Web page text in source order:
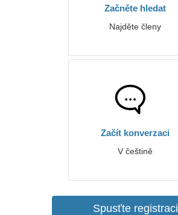
Začněte hledat
Najděte členy
Začít konverzaci
V češtině
Spusťte registraci